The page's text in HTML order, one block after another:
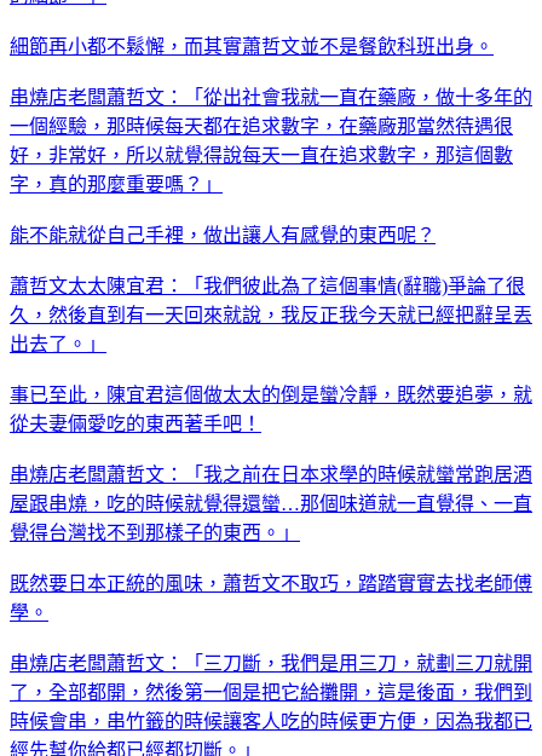
細節再小都不鬆懈，而其實蕭哲文並不是餐飲科班出身。
串燒店老闆蕭哲文：「從出社會我就一直在藥廠，做十多年的
一個經驗，那時候每天都在追求數字，在藥廠那當然待遇很
好，非常好，所以就覺得說每天一直在追求數字，那這個數
字，真的那麼重要嗎？」
能不能就從自己手裡，做出讓人有感覺的東西呢？
蕭哲文太太陳宜君：「我們彼此為了這個事情(辭職)爭論了很
久，然後直到有一天回來就說，我反正我今天就已經把辭呈丟
出去了。」
事已至此，陳宜君這個做太太的倒是蠻冷靜，既然要追夢，就
從夫妻倆愛吃的東西著手吧！
串燒店老闆蕭哲文：「我之前在日本求學的時候就蠻常跑居酒
屋跟串燒，吃的時候就覺得還蠻…那個味道就一直覺得、一直
覺得台灣找不到那樣子的東西。」
既然要日本正統的風味，蕭哲文不取巧，踏踏實實去找老師傅
學。
串燒店老闆蕭哲文：「三刀斷，我們是用三刀，就劃三刀就開
了，全部都開，然後第一個是把它給攤開，這是後面，我們到
時候會串，串竹籤的時候讓客人吃的時候更方便，因為我都已
經先幫你給都已經都切斷。」